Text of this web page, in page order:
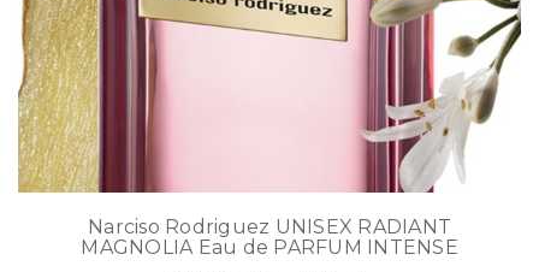
Narciso Rodriguez UNISEX RADIANT
MAGNOLIA Eau de PARFUM INTENSE